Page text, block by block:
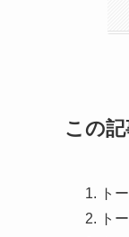
この
ト
ト